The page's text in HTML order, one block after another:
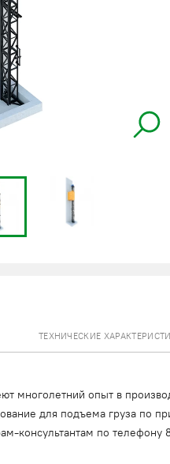
ТЕХНИЧЕСКИЕ
многолетний опыт в
для подъема груза по
консультантам по телефону